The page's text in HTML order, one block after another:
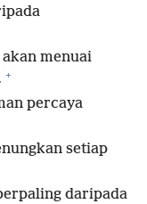
menuai
+
percaya
setiap
daripada